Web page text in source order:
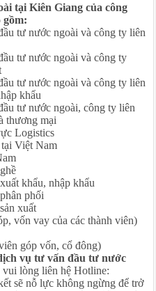
tại Kiên Giang của công
gồm:
tư nước ngoài và công ty liên
tư nước ngoài và công ty
tư nước ngoài và công ty liên
khẩu
tư nước ngoài, công ty liên
thương mại
Logistics
Việt Nam
khẩu, nhập khẩu
phối
xuất
vốn vay của các thành viên)
góp vốn, cổ đông)
vụ tư vấn đầu tư nước
vui lòng liên hệ Hotline:
sẽ nỗ lực không ngừng để trở